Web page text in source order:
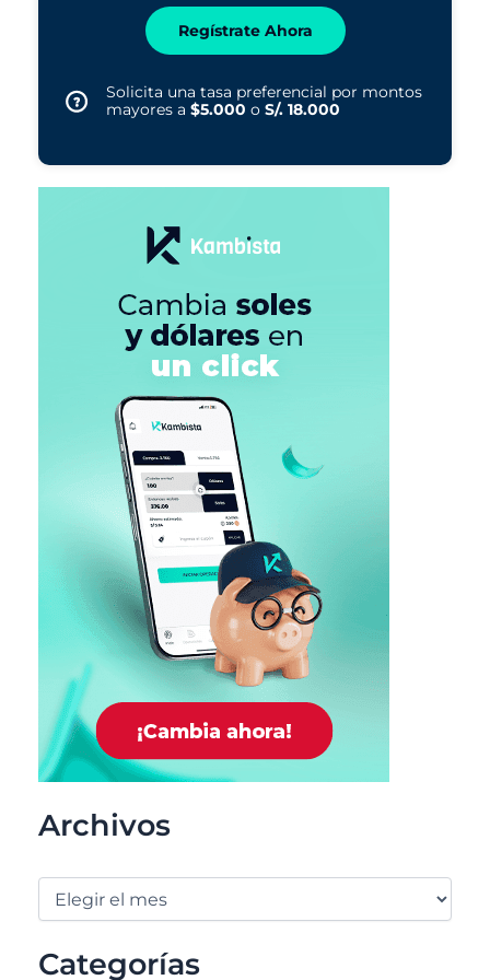
Regístrate Ahora
Solicita una tasa preferencial por montos
mayores a $5.000 o S/. 18.000
Archivos
Categorías